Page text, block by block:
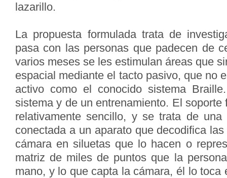
lazarillo.
La propuesta formulada trata de
pasa con las personas que padecen de
varios meses se les estimulan áreas que
espacial mediante el tacto pasivo, que no
activo como el conocido sistema
sistema y de un entrenamiento. El
relativamente sencillo, y se trata de una
conectada a un aparato que decodifica
cámara en siluetas que lo hacen o
matriz de miles de puntos que la
mano, y lo que capta la cámara, él lo toca